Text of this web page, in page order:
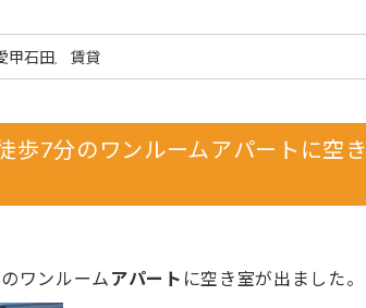
甲石田 賃貸
7分のワンルームアパートに空き
ワンルーム アパート に空き室が出ました。